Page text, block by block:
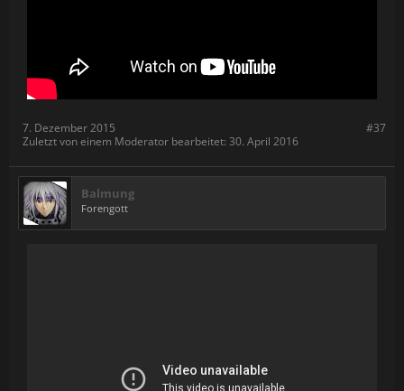
#37
7. Dezember 2015
Zuletzt von einem Moderator bearbeitet: 30. April 2016
Balmung
Forengott